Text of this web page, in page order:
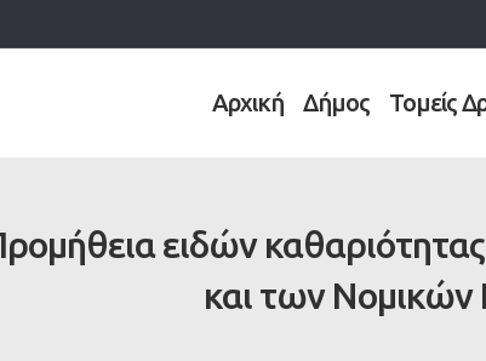
Αρχική Δήμος Τομείς
ειδών καθαριότητας
και των